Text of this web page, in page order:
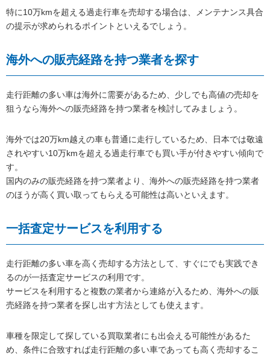
特に10万kmを超える過走行車を売却する場合は、メンテナンス具合
の提示が求められるポイントといえるでしょう。
海外への販売経路を持つ業者を探す
走行距離の多い車は海外に需要があるため、少しでも高値の売却を
狙うなら海外への販売経路を持つ業者を検討してみましょう。
海外では20万km越えの車も普通に走行しているため、日本では敬遠
されやすい10万kmを超える過走行車でも買い手が付きやすい傾向で
す。
国内のみの販売経路を持つ業者より、海外への販売経路を持つ業者
のほうが高く買い取ってもらえる可能性は高いといえます。
一括査定サービスを利用する
走行距離の多い車を高く売却する方法として、すぐにでも実践でき
るのが一括査定サービスの利用です。
サービスを利用すると複数の業者から連絡が入るため、海外への販
売経路を持つ業者を探し出す方法としても使えます。
車種を限定して探している買取業者にも出会える可能性があるた
め、条件に合致すれば走行距離の多い車であっても高く売却するこ